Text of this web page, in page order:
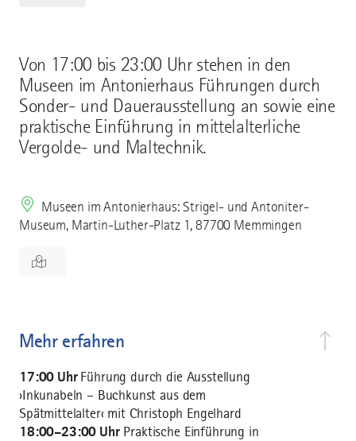
Von 17:00 bis 23:00 Uhr stehen in den
Museen im Antonierhaus Führungen durch
Sonder- und Dauerausstellung an sowie eine
praktische Einführung in mittelalterliche
Vergolde- und Maltechnik.
Museen im Antonierhaus: Strigel- und Antoniter-
Museum, Martin-Luther-Platz 1, 87700 Memmingen
Mehr erfahren
17:00 Uhr Führung durch die Ausstellung
›Inkunabeln – Buchkunst aus dem
Spätmittelalter‹ mit Christoph Engelhard
18:00–23:00 Uhr Praktische Einführung in